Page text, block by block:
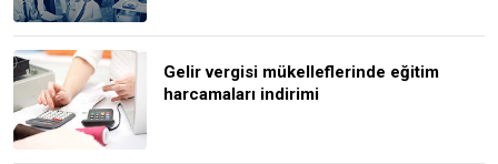
Gelir vergisi mükelleflerinde eğitim
harcamaları indirimi